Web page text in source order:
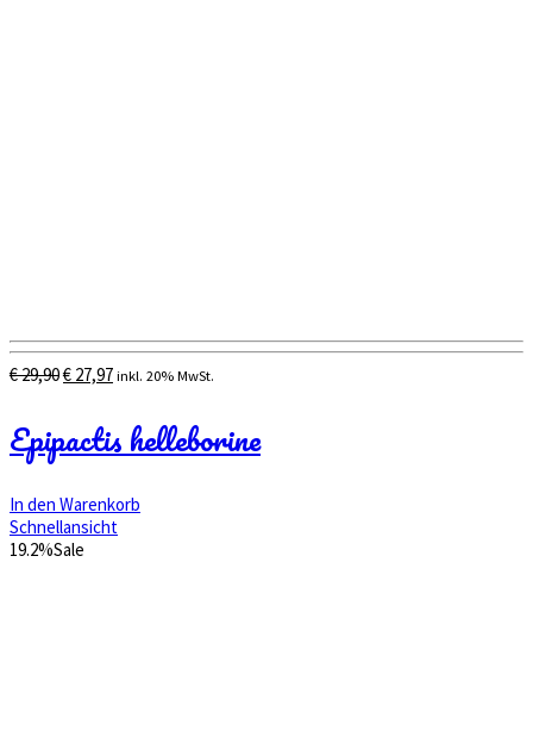
€29,90Ursprünglicher
€ 29,90
€ 27,97Aktueller
€ 27,97.
inkl. 20% MwSt.
Epipactis helleborine
In den Warenkorb
Schnellansicht
19.2%Sale